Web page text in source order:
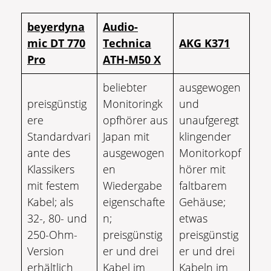
beyerdyna
mic DT 770
Pro
Audio-
Technica
ATH-M50 X
AKG K371
preisgünstig
ere
Standardvari
ante des
Klassikers
mit festem
Kabel; als
32-, 80- und
250-Ohm-
Version
erhältlich
beliebter
Monitoringk
opfhörer aus
Japan mit
ausgewogen
en
Wiedergabe
eigenschafte
n;
preisgünstig
er und drei
Kabel im
ausgewogen
und
unaufgeregt
klingender
Monitorkopf
hörer mit
faltbarem
Gehäuse;
etwas
preisgünstig
er und drei
Kabeln im